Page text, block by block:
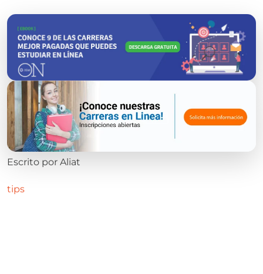
Escrito por Aliat
tips